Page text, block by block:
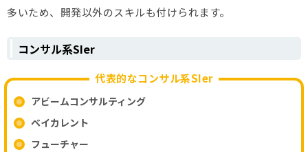
多いため、開発以外のスキルも付けられます。
コンサル系SIer
代表的なコンサル系SIer
アビームコンサルティング
ベイカレント
フューチャー